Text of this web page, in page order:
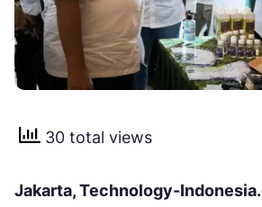
30 total views
Jakarta, Technology-